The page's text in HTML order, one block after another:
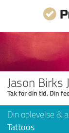
Jason Birks
Tak for din tid. Din
Din oplevelse &
Tattoos